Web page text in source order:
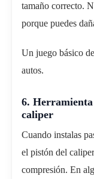
tamaño correcto.
porque puedes
Un juego básico
autos.
6.
caliper
Cuando instalas
el pistón del
compresión. En